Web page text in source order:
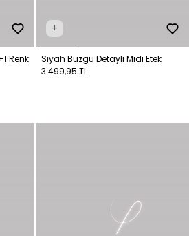
Renk
+
Siyah Büzgü Detaylı Midi Etek
3.499,95 TL